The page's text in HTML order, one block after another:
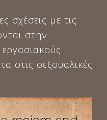
σχέσεις με τις
στην
στις σεξουαλικές